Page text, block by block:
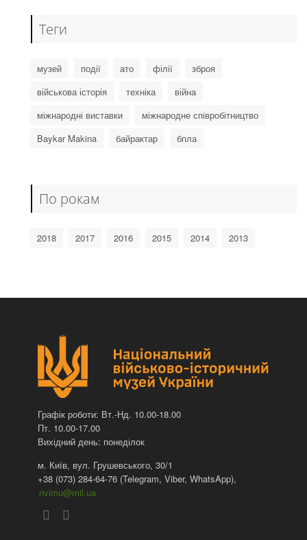
Теги
музей події ато філії
зброя
військова історія
техніка
війна
міжнародні виставки
міжнародне співробітництво
Baykar Makina
байрактар бпла
По рокам
2018 2017 2016 2015 2014 2013
Графік роботи: Вт.-Нд. 10.00-18.00
Пт. 10.00-17.00
Вихідний день: понеділок
м. Київ, вул. Грушевського, 30/1
+38 (073) 284-64-76 (Telegram, Viber, WhatsApp),
nvimu@mil.ua